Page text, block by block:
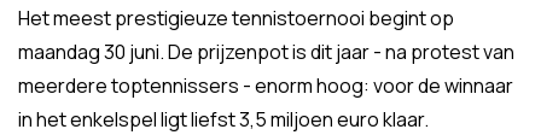
Het meest prestigieuze tennistoernooi begint op
maandag 30 juni. De prijzenpot is dit jaar - na protest van
meerdere toptennissers - enorm hoog: voor de winnaar
in het enkelspel ligt liefst 3,5 miljoen euro klaar.